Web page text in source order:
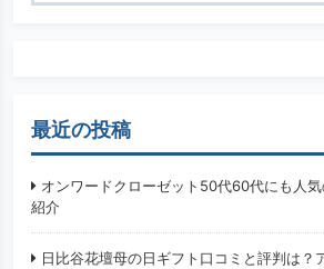
最近の投稿
オンワードクローゼット50代60代にも人
紹介
日比谷花壇母の日ギフト口コミと評判は？